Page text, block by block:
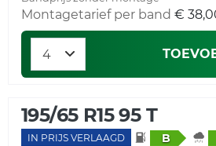
Montagetarief per band €
195/65 R15 95 T
IN PRIJS VERLAAGD B